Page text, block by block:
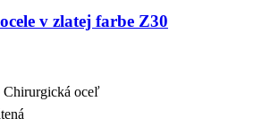
v zlatej farbe Z30
Chirurgická oceľ